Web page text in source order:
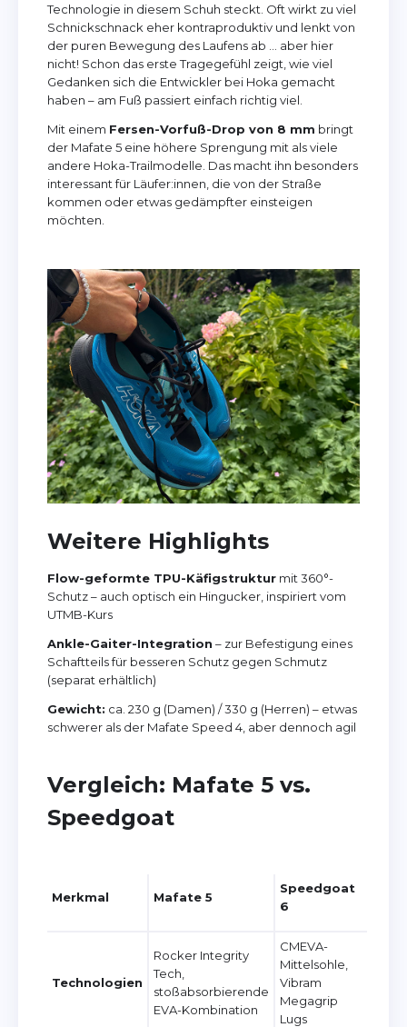
Technologie in diesem Schuh steckt. Oft wirkt zu viel
Schnickschnack eher kontraproduktiv und lenkt von
der puren Bewegung des Laufens ab … aber hier
nicht! Schon das erste Tragegefühl zeigt, wie viel
Gedanken sich die Entwickler bei Hoka gemacht
haben – am Fuß passiert einfach richtig viel.
Mit einem Fersen-Vorfuß-Drop von 8 mm bringt
der Mafate 5 eine höhere Sprengung mit als viele
andere Hoka-Trailmodelle. Das macht ihn besonders
interessant für Läufer:innen, die von der Straße
kommen oder etwas gedämpfter einsteigen
möchten.
Weitere Highlights
Flow-geformte TPU-Käfigstruktur mit 360°-
Schutz – auch optisch ein Hingucker, inspiriert vom
UTMB-Kurs
Ankle-Gaiter-Integration – zur Befestigung eines
Schaftteils für besseren Schutz gegen Schmutz
(separat erhältlich)
Gewicht: ca. 230 g (Damen) / 330 g (Herren) – etwas
schwerer als der Mafate Speed 4, aber dennoch agil
Vergleich: Mafate 5 vs.
Speedgoat
Merkmal Mafate 5
Speedgoat
6
Technologien
Rocker Integrity
Tech,
stoßabsorbierende
EVA-Kombination
CMEVA-
Mittelsohle,
Vibram
Megagrip
Lugs